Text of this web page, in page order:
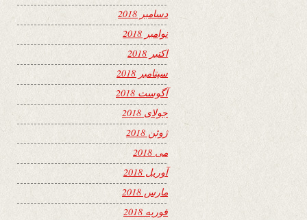
دسامبر 2018
نوامبر 2018
اکتبر 2018
سپتامبر 2018
آگوست 2018
جولای 2018
ژوئن 2018
می 2018
آوریل 2018
مارس 2018
فوریه 2018